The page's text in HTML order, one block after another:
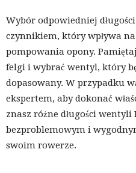
Wybór odpowiedniej
czynnikiem, który wpływa
pompowania opony.
felgi i wybrać wentyl, który
dopasowany. W przypadku
ekspertem, aby dokonać
znasz różne długości wentyli
bezproblemowym i
swoim rowerze.